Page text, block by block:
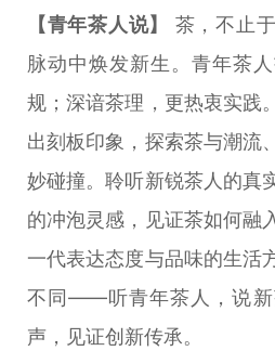
【青年茶人说】
茶，不止
脉动中焕发新生。青年茶
规；深谙茶理，更热衷实践
出刻板印象，探索茶与潮流
妙碰撞。聆听新锐茶人的真
的冲泡灵感，见证茶如何融
一代表达态度与品味的生活
不同——听青年茶人，说新
声，见证创新传承。